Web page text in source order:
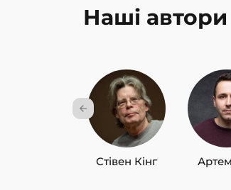
Наші автори
Стівен Кінг